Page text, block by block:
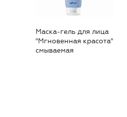
Маска-гель для лица
"Мгновенная красота"
смываемая